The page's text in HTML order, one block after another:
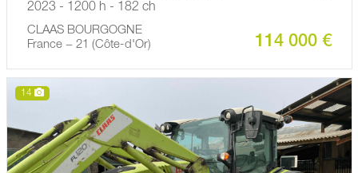
2023 - 1200 h - 182 ch
CLAAS BOURGOGNE
France − 21 (Côte-d'Or)
114 000 €
14